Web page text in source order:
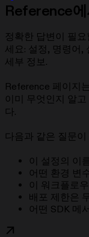
Reference에
정확한 답변이 필
세요: 설정, 명령어,
세부 정보.
Reference 페이지
이미 무엇인지 알
다.
다음과 같은 질문
이 설정의 이
어떤 환경 변
이 워크플로
배포 제한은
어떤 SDK 메